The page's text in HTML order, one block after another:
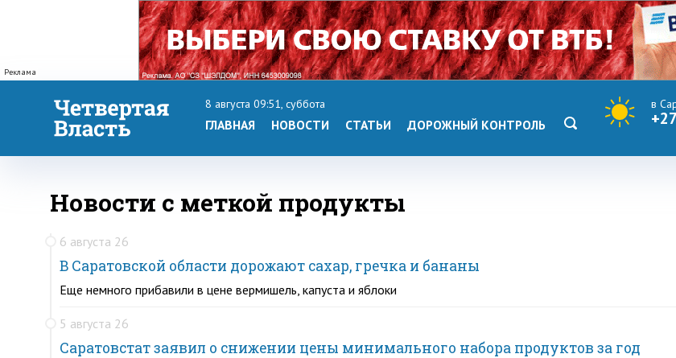
Реклама
8 августа 09:51, суббота
ГЛАВНАЯ НОВОСТИ СТАТЬИ ДОРОЖНЫЙ КОНТРОЛЬ
в
Новости с меткой продукты
6 августа 26
В Саратовской области дорожают сахар, гречка и бананы
Еще немного прибавили в цене вермишель, капуста и яблоки
5 августа 26
Саратовстат заявил о снижении цены минимального набора продуктов за год